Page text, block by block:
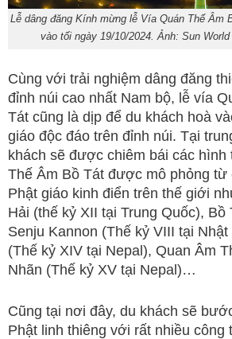
Lễ dâng đăng Kính mừng lễ Vía Quán Thế Âm
vào tối ngày 19/10/2024. Ảnh: Sun World
Cùng với trải nghiệm dâng đăng
đỉnh núi cao nhất Nam bộ, lễ vía
Tát cũng là dịp để du khách hoà
giáo độc đáo trên đỉnh núi. Tại
khách sẽ được chiêm bái các
Thế Âm Bồ Tát được mô phỏng từ
Phật giáo kinh điển trên thế giới
Hải (thế kỷ XII tại Trung Quốc), Bồ
Senju Kannon (Thế kỷ VIII tại
(Thế kỷ XIV tại Nepal), Quan Âm
Nhãn (Thế kỷ XV tại Nepal)…
Cũng tại nơi đây, du khách sẽ
Phật linh thiêng với rất nhiều công